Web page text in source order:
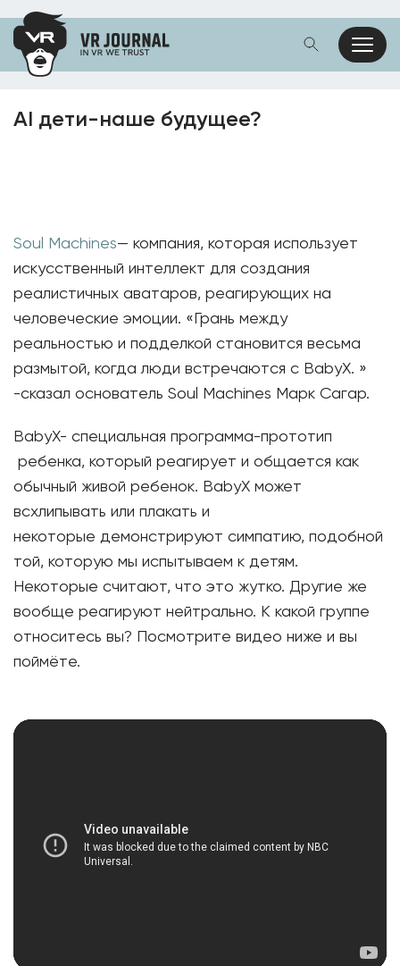
AI дети-наше будущее?
Soul Machines— компания, которая использует
искусственный интеллект для создания
реалистичных аватаров, реагирующих на
человеческие эмоции. «Грань между
реальностью и подделкой становится весьма
размытой, когда люди встречаются с BabyX. »
-сказал основатель Soul Machines Марк Сагар.
BabyX- специальная программа-прототип
ребенка, который реагирует и общается как
обычный живой ребенок. BabyX может
всхлипывать или плакать и
некоторые демонстрируют симпатию, подобной
той, которую мы испытываем к детям.
Некоторые считают, что это жутко. Другие же
вообще реагируют нейтрально. К какой группе
относитесь вы? Посмотрите видео ниже и вы
поймёте.